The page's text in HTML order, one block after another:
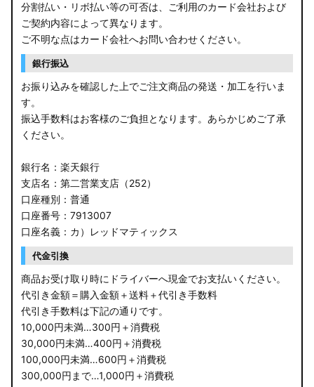
分割払い・リボ払い等の可否は、ご利用のカード会社および
ご契約内容によって異なります。
ご不明な点はカード会社へお問い合わせください。
銀行振込
お振り込みを確認した上でご注文商品の発送・加工を行いま
す。
振込手数料はお客様のご負担となります。あらかじめご了承
ください。
銀行名：楽天銀行
支店名：第二営業支店（252）
口座種別：普通
口座番号：7913007
口座名義：カ）レッドマティックス
代金引換
商品お受け取り時にドライバーへ現金でお支払いください。
代引き金額＝購入金額＋送料＋代引き手数料
代引き手数料は下記の通りです。
10,000円未満…300円＋消費税
30,000円未満…400円＋消費税
100,000円未満…600円＋消費税
300,000円まで…1,000円＋消費税